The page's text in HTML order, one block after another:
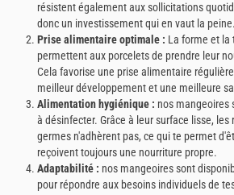
résistent également aux sollicitations
donc un investissement qui en vaut la peine.
Prise alimentaire optimale : La forme et la
permettent aux porcelets de prendre leur
Cela favorise une prise alimentaire
meilleur développement et une meilleure
Alimentation hygiénique : nos mangeoires
à désinfecter. Grâce à leur surface lisse,
germes n'adhèrent pas, ce qui te permet
reçoivent toujours une nourriture propre.
Adaptabilité : nos mangeoires sont
pour répondre aux besoins individuels de